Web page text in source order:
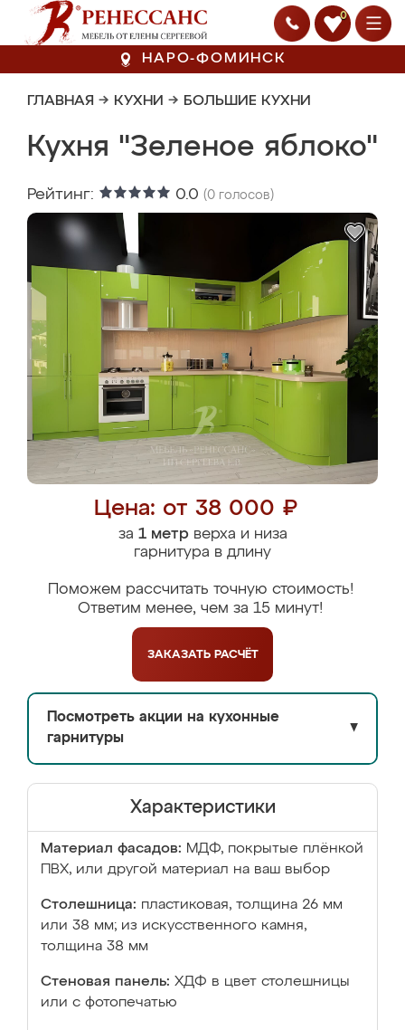
0
НАРО-ФОМИНСК
ГЛАВНАЯ → КУХНИ → БОЛЬШИЕ КУХНИ
Кухня "Зеленое яблоко"
Рейтинг: 0.0 (0 голосов)
Цена: от 38 000 ₽
за 1 метрверха и низа
гарнитура в длину
Поможем рассчитать точную стоимость!
Ответим менее, чем за 15 минут!
ЗАКАЗАТЬ РАСЧЁТ
Посмотреть акции на кухонные
гарнитуры
▼
Характеристики
Материал фасадов: МДФ, покрытые плёнкой
ПВХ, или другой материал на ваш выбор
Столешница: пластиковая, толщина 26 мм
или 38 мм; из искусственного камня,
толщина 38 мм
Стеновая панель: ХДФ в цвет столешницы
или с фотопечатью